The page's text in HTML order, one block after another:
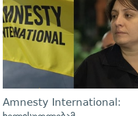
Amnesty International: